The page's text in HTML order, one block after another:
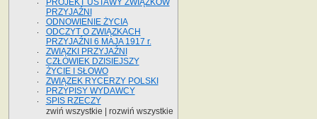
PROJEKT USTAWY ZWIĄZKÓW
PRZYJAŹNI
ODNOWIENIE ŻYCIA
ODCZYT O ZWIĄZKACH
PRZYJAŹNI 6 MAJA 1917 r.
ZWIĄZKI PRZYJAŹNI
CZŁOWIEK DZISIEJSZY
ŻYCIE I SŁOWO
ZWIĄZEK RYCERZY POLSKI
PRZYPISY WYDAWCY
SPIS RZECZY
zwiń wszystkie
rozwiń wszystkie